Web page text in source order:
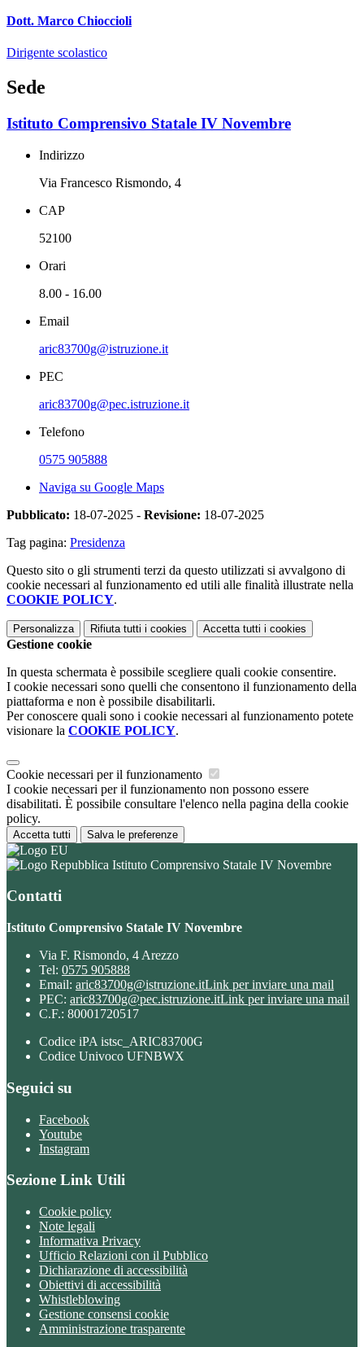
Dott. Marco Chioccioli
Dirigente scolastico
Sede
Istituto Comprensivo Statale IV Novembre
Indirizzo
Via Francesco Rismondo, 4
CAP
52100
Orari
8.00 - 16.00
Email
aric83700g@istruzione.it
PEC
aric83700g@pec.istruzione.it
Telefono
0575 905888
Naviga su Google Maps
Pubblicato: 18-07-2025 - Revisione: 18-07-2025
Tag pagina: Presidenza
Questo sito o gli strumenti terzi da questo utilizzati si avvalgono di
cookie necessari al funzionamento ed utili alle finalità illustrate nella
COOKIE POLICY.
Personalizza Rifiuta tutti i cookies Accetta tutti i cookies
Gestione cookie
In questa schermata è possibile scegliere quali cookie consentire.
I cookie necessari sono quelli che consentono il funzionamento della
piattaforma e non è possibile disabilitarli.
Per conoscere quali sono i cookie necessari al funzionamento potete
visionare la COOKIE POLICY.
Cookie necessari per il funzionamento
I cookie necessari per il funzionamento non possono essere
disabilitati. È possibile consultare l'elenco nella pagina della cookie
policy.
Accetta tutti Salva le preferenze
Istituto Comprensivo Statale IV Novembre
Contatti
Istituto Comprensivo Statale IV Novembre
Via F. Rismondo, 4 Arezzo
Tel: 0575 905888
Email: aric83700g@istruzione.itLink per inviare una mail
PEC: aric83700g@pec.istruzione.itLink per inviare una mail
C.F.: 80001720517
Codice iPA istsc_ARIC83700G
Codice Univoco UFNBWX
Seguici su
Facebook
Youtube
Instagram
Sezione Link Utili
Cookie policy
Note legali
Informativa Privacy
Ufficio Relazioni con il Pubblico
Dichiarazione di accessibilità
Obiettivi di accessibilità
Whistleblowing
Gestione consensi cookie
Amministrazione trasparente